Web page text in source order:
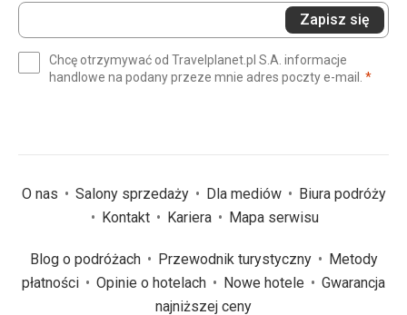
Wprowadź
swój
(wymagane)
Zapisz się
Chcę otrzymywać od Travelplanet.pl S.A. informacje
handlowe na podany przeze mnie adres poczty e-mail. *
O nas Salony sprzedaży Dla mediów
Biura podróży
Kontakt
Kariera Mapa serwisu
Blog o podróżach Przewodnik turystyczny
Metody
płatności
Opinie o hotelach Nowe hotele
Gwarancja
najniższej ceny